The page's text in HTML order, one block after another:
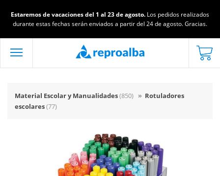
Estaremos de vacaciones del 1 al 23 de agosto. Los pedidos realizados
durante estas fechas serán enviados a partir del 24 de agosto. Gracias.
Material Escolar y Manualidades(850) » Rotuladores
escolares(77)